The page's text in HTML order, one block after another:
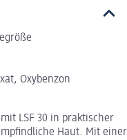
Oxybenzon
LSF 30 in praktischer
Haut. Mit einer